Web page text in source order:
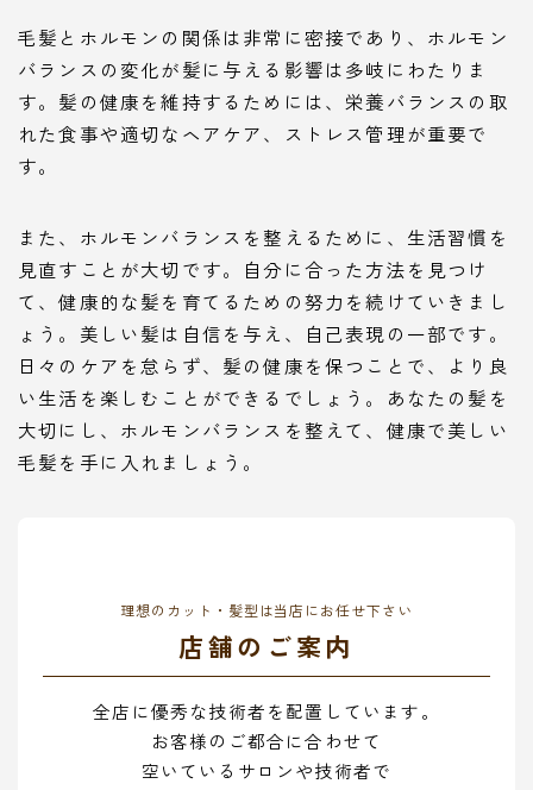
毛髪とホルモンの関係は非常に密接であり、ホルモン
バランスの変化が髪に与える影響は多岐にわたりま
す。髪の健康を維持するためには、栄養バランスの取
れた食事や適切なヘアケア、ストレス管理が重要で
す。
また、ホルモンバランスを整えるために、生活習慣を
見直すことが大切です。自分に合った方法を見つけ
て、健康的な髪を育てるための努力を続けていきまし
ょう。美しい髪は自信を与え、自己表現の一部です。
日々のケアを怠らず、髪の健康を保つことで、より良
い生活を楽しむことができるでしょう。あなたの髪を
大切にし、ホルモンバランスを整えて、健康で美しい
毛髪を手に入れましょう。
理想のカット・髪型は当店にお任せ下さい
店舗のご案内
全店に優秀な技術者を配置しています。
お客様のご都合に合わせて
空いているサロンや技術者で